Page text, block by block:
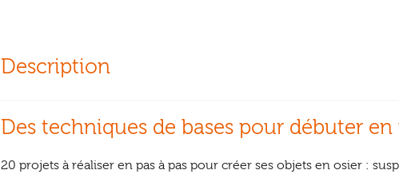
Description
Des techniques de bases pour débuter
20 projets à réaliser en pas à pas pour créer ses objets en osier :